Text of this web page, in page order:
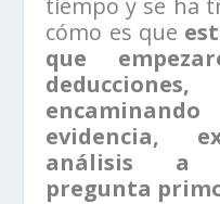
cómo es que
que
evidencia,
análisis a
pregunta